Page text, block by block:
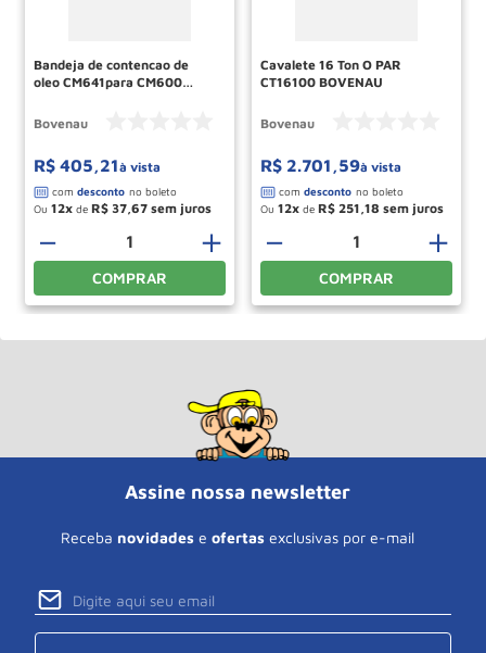
Bandeja de contencao de
oleo CM641para CM600
Bovenau
R$ 405,21à vista
Ou 12 de R$ 37,67
＋
－
COMPRAR
Cavalete 16 Ton O PAR
CT16100 BOVENAU
Bovenau
R$ 2.701 ,59à vista
Ou 12 de R$ 251,18
＋
－
COMPRAR
Assine nossa newsletter
Receba novidades e ofertas exclusivas por e-mail